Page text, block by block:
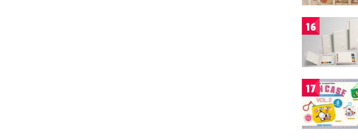
16
17